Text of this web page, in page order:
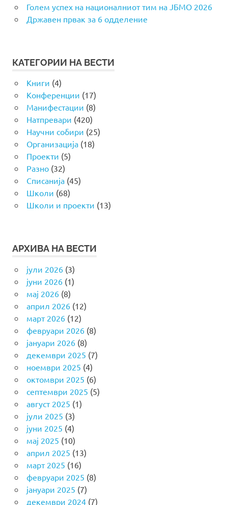
Голем успех на националниот тим на ЈБМО 2026
Државен првак за 6 одделение
КАТЕГОРИИ НА ВЕСТИ
Книги (4)
Конференции (17)
Манифестации (8)
Натпревари (420)
Научни собири (25)
Организација(18)
Проекти (5)
Разно(32)
Списанија(45)
Школи (68)
Школи и проекти (13)
АРХИВА НА ВЕСТИ
јули 2026(3)
јуни 2026(1)
мај 2026(8)
април 2026(12)
март 2026(12)
февруари 2026(8)
јануари 2026(8)
декември 2025 (7)
ноември 2025 (4)
октомври 2025 (6)
септември 2025 (5)
август 2025 (1)
јули 2025 (3)
јуни 2025 (4)
мај 2025 (10)
април 2025 (13)
март 2025 (16)
февруари 2025 (8)
јануари 2025 (7)
декември 2024(7)